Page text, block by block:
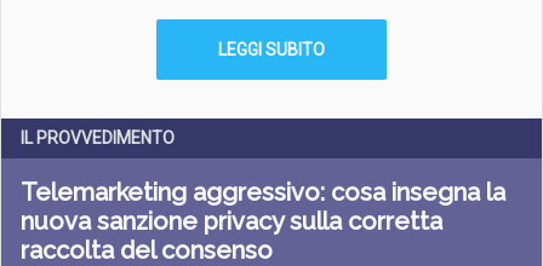
LEGGI SUBITO
IL PROVVEDIMENTO
Telemarketing aggressivo: cosa insegna la
nuova sanzione privacy sulla corretta
raccolta del consenso